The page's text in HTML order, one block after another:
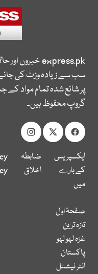
express.pkخبروں اور
سب سے زیادہ وزٹ کی
پر شائع شدہ تمام مواد
گروپ محفوظ ہیں۔
ایکسپریس
کے بارے
میں
ضابطہ
اخلاق
صفحۂ اول
تازہ ترین
غزہ لہو لہو
پاکستان
انٹر نیشنل